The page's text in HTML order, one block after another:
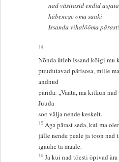
nad väsitasid endid
häbenege oma saaki
Issanda vihalõõma
14
Nõnda ütleb Issand kõigi mu
puudutavad pärisosa, mille
andnud
pärida: „Vaata, ma kitkun
Juuda
soo välja nende keskelt.
15 Aga pärast seda, kui ma
jälle nende peale ja toon nad
igaühe ta maale.
16 Ja kui nad tõesti õpivad